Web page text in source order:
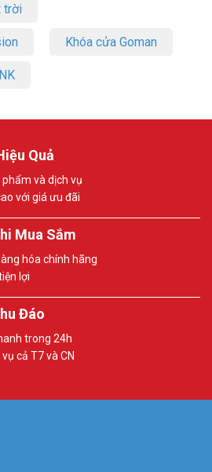
trời
Khóa cửa Goman
Quả
và dịch vụ
với giá ưu đãi
Mua Sắm
hóa chính hãng
lợi
Đáo
trong 24h
cả T7 và CN